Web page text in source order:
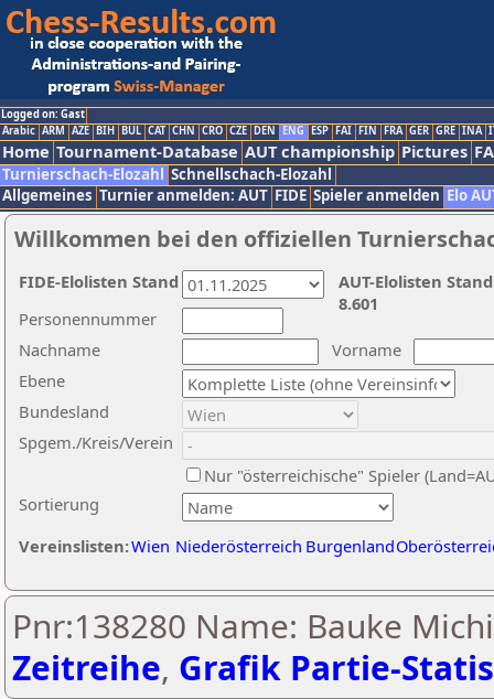
Logged on: Gast
Arabic ARM AZE BIH BUL CAT CHN CRO CZE DEN ENG ESP FAI FIN FRA GER GRE INA
Home Tournament-Database AUT championship Pictures
Turnierschach-Elozahl Schnellschach-Elozahl
Allgemeines Turnier anmelden: AUT FIDE Spieler anmelden Elo
Willkommen bei den offiziellen
Nachname
Vorname
Ebene
Sortierung
Personennummer
Bundesland
Spgem./Kreis/Verein
Nur "österreichische" Spieler
Vereinslisten:Wien Niederösterreich Burgenland
AUT-Elolisten
8.601
FIDE-Elolisten Stand
Pnr:138280 Name: Bauke
Zeitreihe, Grafik Partie-